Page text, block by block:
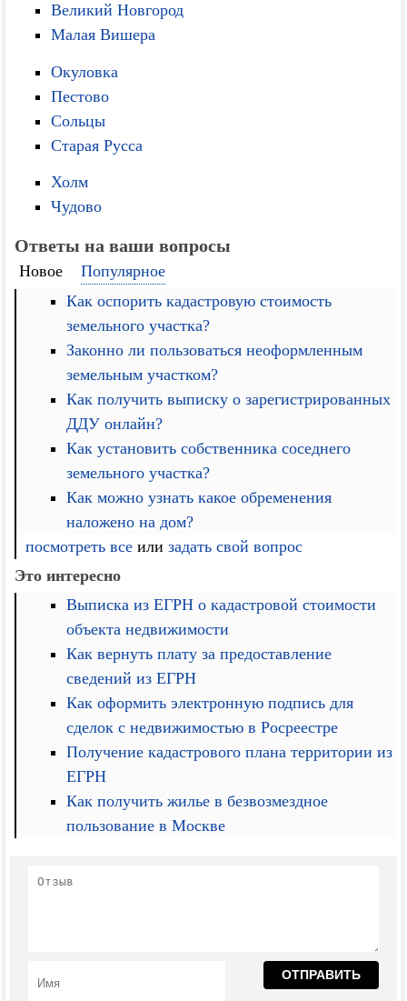
Великий Новгород
Малая Вишера
Окуловка
Пестово
Сольцы
Старая Русса
Холм
Чудово
Ответы на ваши вопросы
Новое
Популярное
Как оспорить кадастровую стоимость
земельного участка?
Законно ли пользоваться неоформленным
земельным участком?
Как получить выписку о зарегистрированных
ДДУ онлайн?
Как установить собственника соседнего
земельного участка?
Как можно узнать какое обременения
наложено на дом?
посмотреть все илизадать свой вопрос
Это интересно
Выписка из ЕГРН о кадастровой стоимости
объекта недвижимости
Как вернуть плату за предоставление
сведений из ЕГРН
Как оформить электронную подпись для
сделок с недвижимостью в Росреестре
Получение кадастрового плана территории из
ЕГРН
Как получить жилье в безвозмездное
пользование в Москве